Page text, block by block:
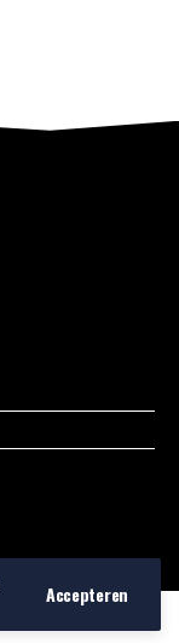
Accepteren